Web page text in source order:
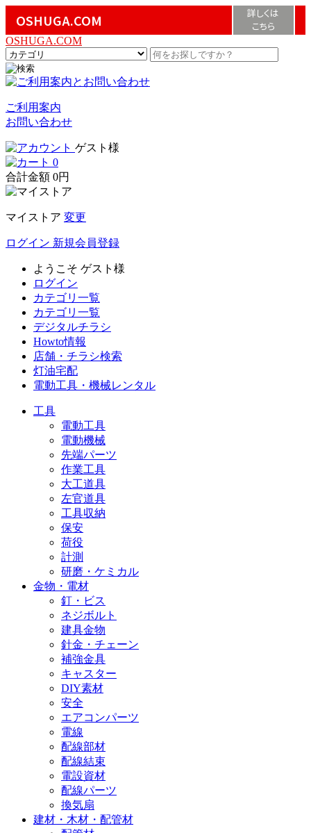
OSHUGA.COM
詳しくは
こちら
OSHUGA.COM
ご利用案内
お問い合わせ
ゲスト様
0
合計金額 0円
マイストア 変更
ログイン 新規会員登録
ようこそ ゲスト様
ログイン
カテゴリ一覧
カテゴリ一覧
デジタルチラシ
Howto情報
店舗・チラシ検索
灯油宅配
電動工具・機械レンタル
工具
電動工具
電動機械
先端パーツ
作業工具
大工道具
左官道具
工具収納
保安
荷役
計測
研磨・ケミカル
金物・電材
釘・ビス
ネジボルト
建具金物
針金・チェーン
補強金具
キャスター
DIY素材
安全
エアコンパーツ
電線
配線部材
配線結束
電設資材
配線パーツ
換気扇
建材・木材・配管材